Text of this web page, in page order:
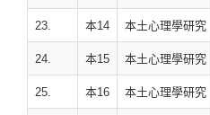
23. 本14 本土心理學研究
24. 本15 本土心理學研究
25. 本16 本土心理學研究